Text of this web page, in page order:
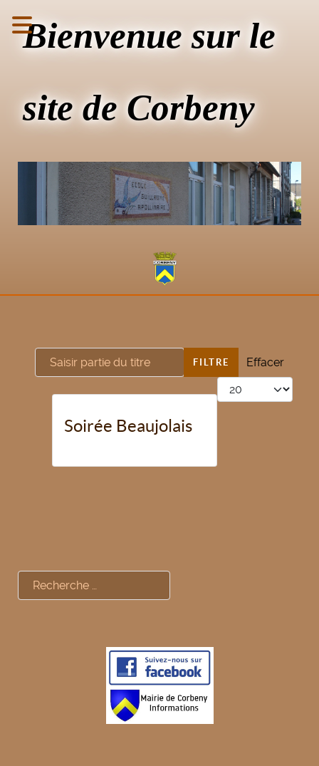
Bienvenue sur le
site de Corbeny
Saisir partie du titre FILTRE
Effacer
Afficher #
Soirée Beaujolais
Rechercher